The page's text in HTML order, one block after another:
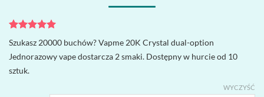
Oceniony5
na 5 na
podstawie
1
oceny
klienta
Szukasz 20000 buchów? Vapme 20K Crystal dual-option
Jednorazowy vape dostarcza 2 smaki. Dostępny w hurcie od 10
sztuk.
WYCZYŚĆ